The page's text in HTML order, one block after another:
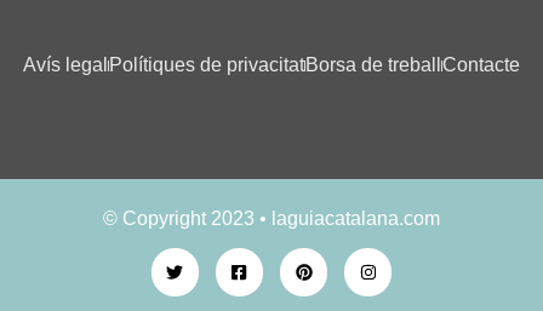
Avís legal Polítiques de privacitatBorsa de treball Contacte
© Copyright 2023 • laguiacatalana.com